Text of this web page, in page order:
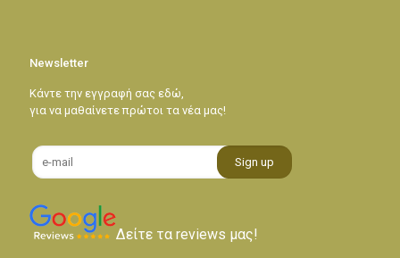
Newsletter
Κάντε την εγγραφή σας εδώ,
για να μαθαίνετε πρώτοι τα νέα μας!
Δείτε τα reviews μας!